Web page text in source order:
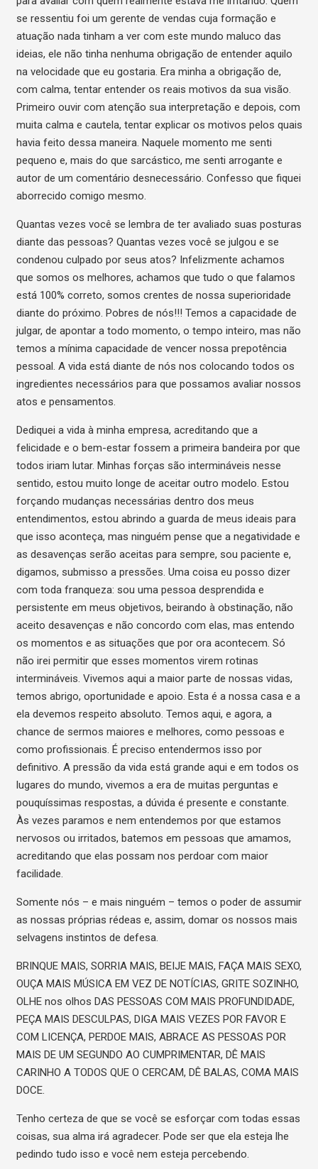
se ressentiu foi um gerente de vendas cuja formação e
atuação nada tinham a ver com este mundo maluco das
ideias, ele não tinha nenhuma obrigação de entender aquilo
na velocidade que eu gostaria. Era minha a obrigação de,
com calma, tentar entender os reais motivos da sua visão.
Primeiro ouvir com atenção sua interpretação e depois, com
muita calma e cautela, tentar explicar os motivos pelos quais
havia feito dessa maneira. Naquele momento me senti
pequeno e, mais do que sarcástico, me senti arrogante e
autor de um comentário desnecessário. Confesso que fiquei
aborrecido comigo mesmo.
Quantas vezes você se lembra de ter avaliado suas posturas
diante das pessoas? Quantas vezes você se julgou e se
condenou culpado por seus atos? Infelizmente achamos
que somos os melhores, achamos que tudo o que falamos
está 100% correto, somos crentes de nossa superioridade
diante do próximo. Pobres de nós!!! Temos a capacidade de
julgar, de apontar a todo momento, o tempo inteiro, mas não
temos a mínima capacidade de vencer nossa prepotência
pessoal. A vida está diante de nós nos colocando todos os
ingredientes necessários para que possamos avaliar nossos
atos e pensamentos.
Dediquei a vida à minha empresa, acreditando que a
felicidade e o bem-estar fossem a primeira bandeira por que
todos iriam lutar. Minhas forças são intermináveis nesse
sentido, estou muito longe de aceitar outro modelo. Estou
forçando mudanças necessárias dentro dos meus
entendimentos, estou abrindo a guarda de meus ideais para
que isso aconteça, mas ninguém pense que a negatividade e
as desavenças serão aceitas para sempre, sou paciente e,
digamos, submisso a pressões. Uma coisa eu posso dizer
com toda franqueza: sou uma pessoa desprendida e
persistente em meus objetivos, beirando à obstinação, não
aceito desavenças e não concordo com elas, mas entendo
os momentos e as situações que por ora acontecem. Só
não irei permitir que esses momentos virem rotinas
intermináveis. Vivemos aqui a maior parte de nossas vidas,
temos abrigo, oportunidade e apoio. Esta é a nossa casa e a
ela devemos respeito absoluto. Temos aqui, e agora, a
chance de sermos maiores e melhores, como pessoas e
como profissionais. É preciso entendermos isso por
definitivo. A pressão da vida está grande aqui e em todos os
lugares do mundo, vivemos a era de muitas perguntas e
pouquíssimas respostas, a dúvida é presente e constante.
Às vezes paramos e nem entendemos por que estamos
nervosos ou irritados, batemos em pessoas que amamos,
acreditando que elas possam nos perdoar com maior
facilidade.
Somente nós – e mais ninguém – temos o poder de assumir
as nossas próprias rédeas e, assim, domar os nossos mais
selvagens instintos de defesa.
BRINQUE MAIS, SORRIA MAIS, BEIJE MAIS, FAÇA MAIS SEXO,
OUÇA MAIS MÚSICA EM VEZ DE NOTÍCIAS, GRITE SOZINHO,
OLHE nos olhos DAS PESSOAS COM MAIS PROFUNDIDADE,
PEÇA MAIS DESCULPAS, DIGA MAIS VEZES POR FAVOR E
COM LICENÇA, PERDOE MAIS, ABRACE AS PESSOAS POR
MAIS DE UM SEGUNDO AO CUMPRIMENTAR, DÊ MAIS
CARINHO A TODOS QUE O CERCAM, DÊ BALAS, COMA MAIS
DOCE.
Tenho certeza de que se você se esforçar com todas essas
coisas, sua alma irá agradecer. Pode ser que ela esteja lhe
pedindo tudo isso e você nem esteja percebendo.